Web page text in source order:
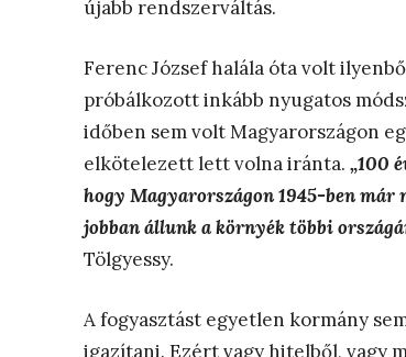
újabb rendszerváltás.
Ferenc József halála óta volt
próbálkozott inkább nyugatos
időben sem volt Magyarországon
elkötelezett lett volna iránta. „100
hogy Magyarországon 1945-ben
jobban állunk a környék többi
Tölgyessy.
A fogyasztást egyetlen kormány
igazítani. Ezért vagy hitelből, vagy